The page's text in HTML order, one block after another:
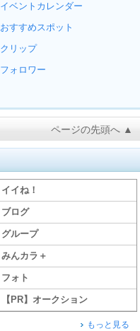
イベントカレンダー
おすすめスポット
クリップ
フォロワー
ページの先頭へ ▲
イイね！
ブログ
グループ
みんカラ＋
フォト
【PR】オークション
もっと見る